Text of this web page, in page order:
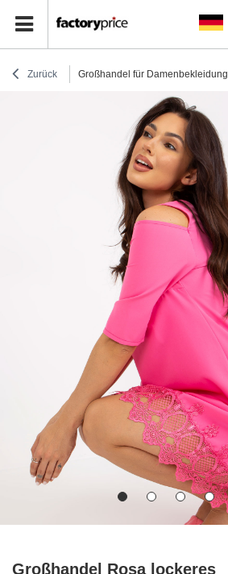
Zurück Großhandel für Damenbekleidung
Großhandel Rosa lockeres